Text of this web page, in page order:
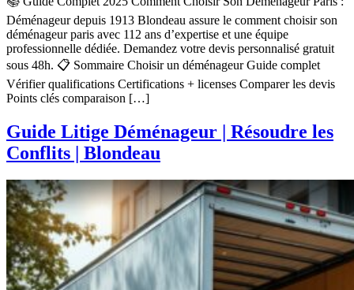
Déménageur depuis 1913 Blondeau assure le comment choisir son
déménageur paris avec 112 ans d’expertise et une équipe
professionnelle dédiée. Demandez votre devis personnalisé gratuit
sous 48h. 📋 Sommaire Choisir un déménageur Guide complet
Vérifier qualifications Certifications + licenses Comparer les devis
Points clés comparaison […]
Guide Litige Déménageur | Résoudre les
Conflits | Blondeau